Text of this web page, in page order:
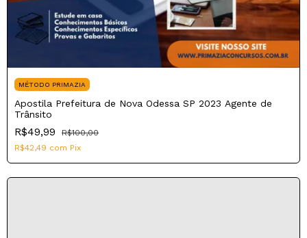
MÉTODO PRIMAZIA
Apostila Prefeitura de Nova Odessa SP 2023 Agente de
Trânsito
R$49,99
R$100,00
R$42,49 com Pix